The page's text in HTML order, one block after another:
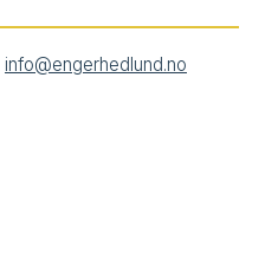
info@engerhedlund.no